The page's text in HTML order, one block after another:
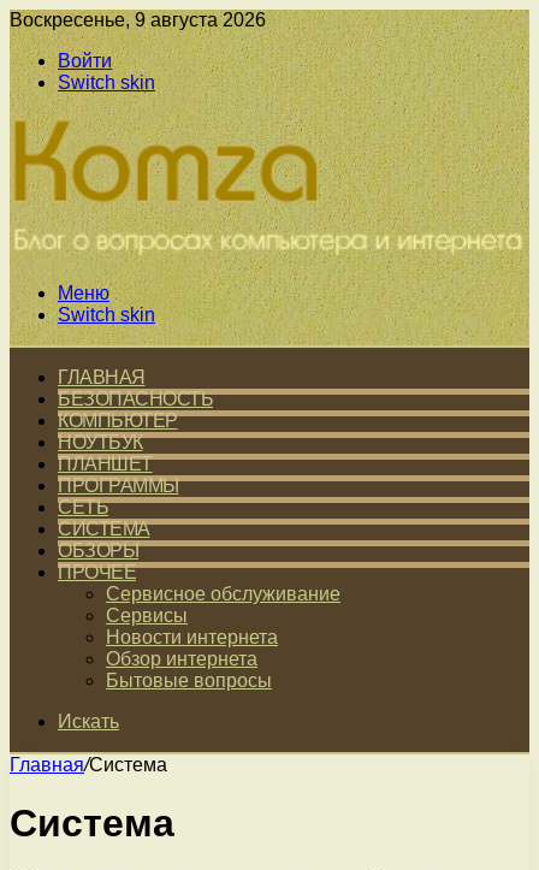
Воскресенье, 9 августа 2026
Войти
Switch skin
Меню
Switch skin
ГЛАВНАЯ
БЕЗОПАСНОСТЬ
КОМПЬЮТЕР
НОУТБУК
ПЛАНШЕТ
ПРОГРАММЫ
СЕТЬ
СИСТЕМА
ОБЗОРЫ
ПРОЧЕЕ
Сервисное обслуживание
Сервисы
Новости интернета
Обзор интернета
Бытовые вопросы
Искать
Главная/Система
Система